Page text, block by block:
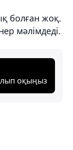
болған жоқ.
мәлімдеді.
оқыңыз